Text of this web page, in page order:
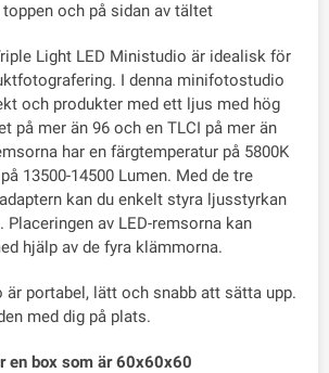
toppen och på sidan av tältet
Light LED Ministudio är idealisk för
I denna minifotostudio
och produkter med ett ljus med hög
på mer än 96 och en TLCI på mer än
har en färgtemperatur på 5800K
13500-14500 Lumen. Med de tre
kan du enkelt styra ljusstyrkan
Placeringen av LED-remsorna kan
hjälp av de fyra klämmorna.
är portabel, lätt och snabb att sätta upp.
med dig på plats.
en box som är 60x60x60